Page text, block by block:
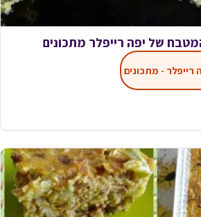
של יפה רייפלר מתכונים
- מתכונים